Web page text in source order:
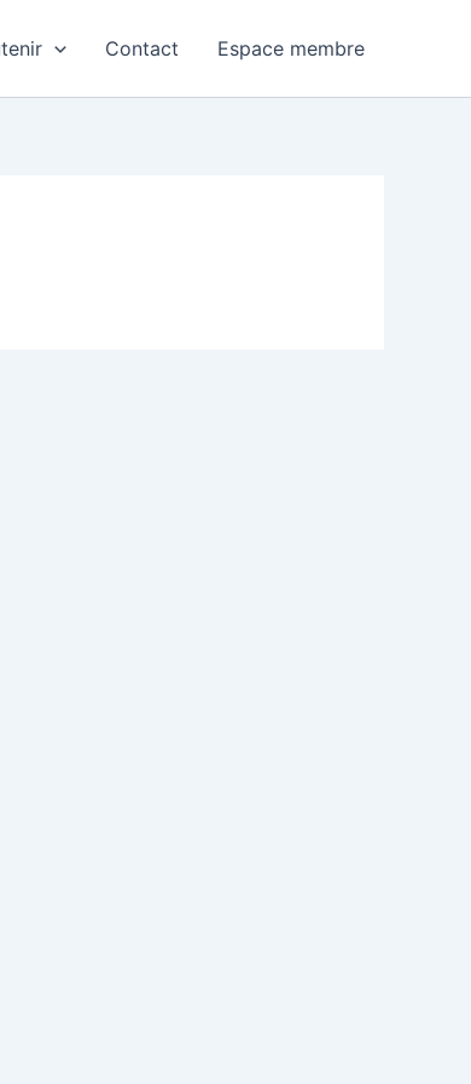
Contact Espace membre